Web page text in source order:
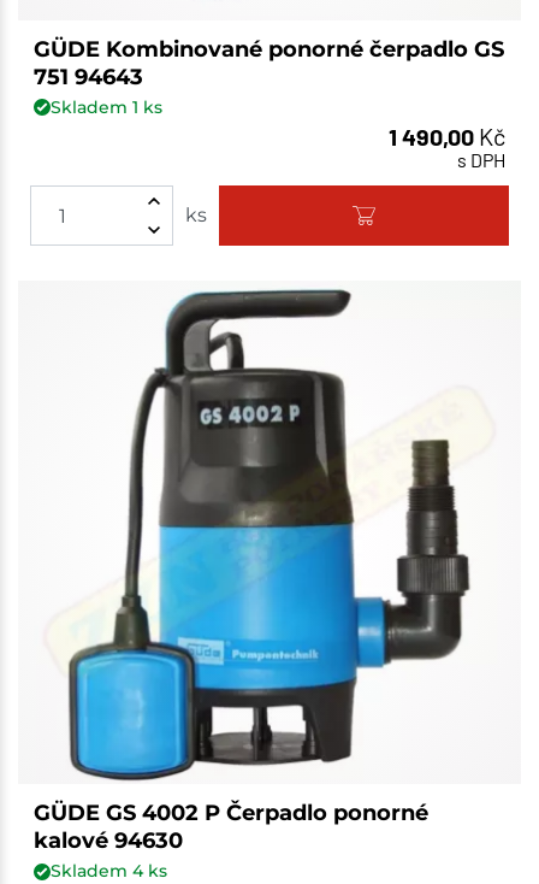
GÜDE Kombinované ponorné čerpadlo GS
751 94643
Skladem 1 ks
1 490,00 Kč
s DPH
ks
GÜDE GS 4002 P Čerpadlo ponorné
kalové 94630
Skladem 4ks